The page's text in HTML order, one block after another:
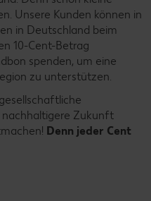
Unsere Kunden können in
in Deutschland beim
10-Cent-Betrag
spenden, um eine
zu unterstützen.
Zukunft
Denn jeder Cent